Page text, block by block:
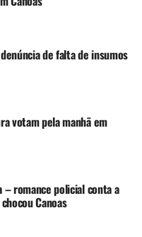
de falta de insumos
votam pela manhã em
– romance policial conta a
Canoas